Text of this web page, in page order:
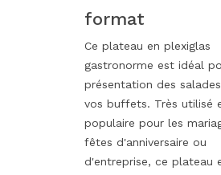
format
Ce plateau en plexiglas
gastronorme est idéal
présentation des
vos buffets. Très utilisé
populaire pour les
fêtes d'anniversaire ou
d'entreprise, ce plateau